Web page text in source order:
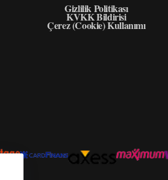
Gizlilik Politikası
KVKK Bildirisi
Çerez (Cookie) Kullanımı